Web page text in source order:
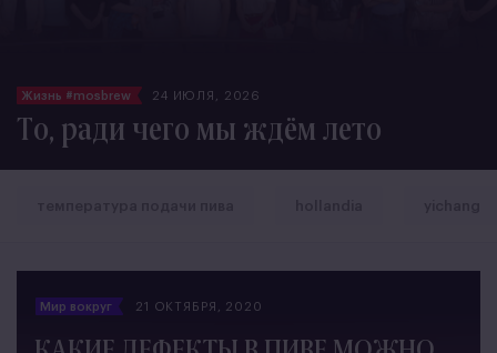
Жизнь #mosbrew 24 ИЮЛЯ, 2026
То, ради чего мы ждём лето
Мир вокруг 21 ОКТЯБРЯ, 2020